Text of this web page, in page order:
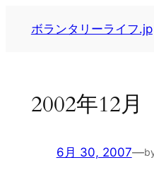
ボランタリーライフ.jp
2002年12月
6月 30, 2007—